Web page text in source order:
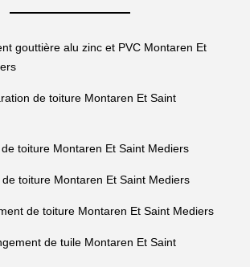
gouttière alu zinc et PVC Montaren Et
de toiture Montaren Et Saint
toiture Montaren Et Saint Mediers
de toiture Montaren Et Saint Mediers
de toiture Montaren Et Saint Mediers
de tuile Montaren Et Saint